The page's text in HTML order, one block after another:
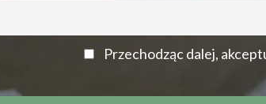
Przechodząc dalej,